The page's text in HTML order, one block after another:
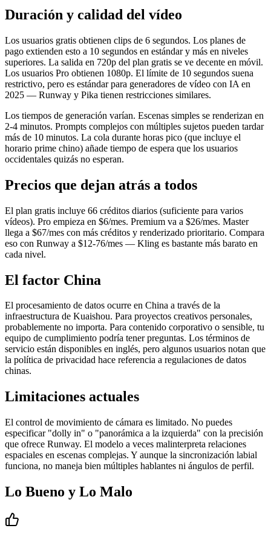
Duración y calidad del vídeo
Los usuarios gratis obtienen clips de 6 segundos. Los planes de
pago extienden esto a 10 segundos en estándar y más en niveles
superiores. La salida en 720p del plan gratis se ve decente en móvil.
Los usuarios Pro obtienen 1080p. El límite de 10 segundos suena
restrictivo, pero es estándar para generadores de vídeo con IA en
2025 — Runway y Pika tienen restricciones similares.
Los tiempos de generación varían. Escenas simples se renderizan en
2-4 minutos. Prompts complejos con múltiples sujetos pueden tardar
más de 10 minutos. La cola durante horas pico (que incluye el
horario prime chino) añade tiempo de espera que los usuarios
occidentales quizás no esperan.
Precios que dejan atrás a todos
El plan gratis incluye 66 créditos diarios (suficiente para varios
vídeos). Pro empieza en $6/mes. Premium va a $26/mes. Master
llega a $67/mes con más créditos y renderizado prioritario. Compara
eso con Runway a $12-76/mes — Kling es bastante más barato en
cada nivel.
El factor China
El procesamiento de datos ocurre en China a través de la
infraestructura de Kuaishou. Para proyectos creativos personales,
probablemente no importa. Para contenido corporativo o sensible, tu
equipo de cumplimiento podría tener preguntas. Los términos de
servicio están disponibles en inglés, pero algunos usuarios notan que
la política de privacidad hace referencia a regulaciones de datos
chinas.
Limitaciones actuales
El control de movimiento de cámara es limitado. No puedes
especificar "dolly in" o "panorámica a la izquierda" con la precisión
que ofrece Runway. El modelo a veces malinterpreta relaciones
espaciales en escenas complejas. Y aunque la sincronización labial
funciona, no maneja bien múltiples hablantes ni ángulos de perfil.
Lo Bueno y Lo Malo